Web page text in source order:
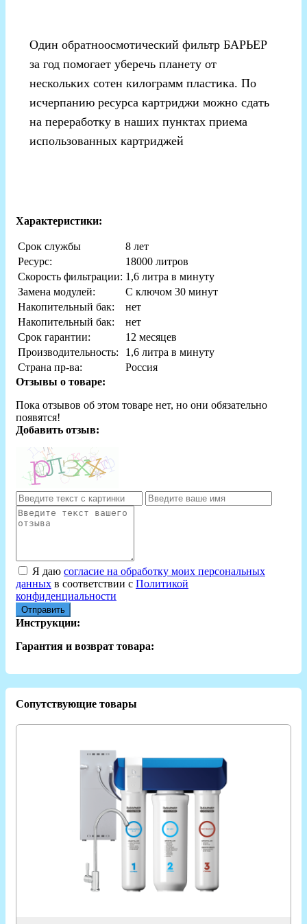
Один обратноосмотический фильтр БАРЬЕР
за год помогает уберечь планету от
нескольких сотен килограмм пластика. По
исчерпанию ресурса картриджи можно сдать
на переработку в наших пунктах приема
использованных картриджей
Характеристики:
Срок службы
8 лет
Ресурс:
18000 литров
Скорость фильтрации: 1,6 литра в минуту
Замена модулей:
С ключом 30 минут
Накопительный бак:
нет
Накопительный бак:
нет
Срок гарантии:
12 месяцев
Производительность:
1,6 литра в минуту
Страна пр-ва:
Россия
Отзывы о товаре:
Пока отзывов об этом товаре нет, но они обязательно
появятся!
Добавить отзыв:
Я даю согласие на обработку моих персональных
данных в соответствии с Политикой
конфиденциальности
Отправить
Инструкции:
Гарантия и возврат товара:
Сопутствующие товары